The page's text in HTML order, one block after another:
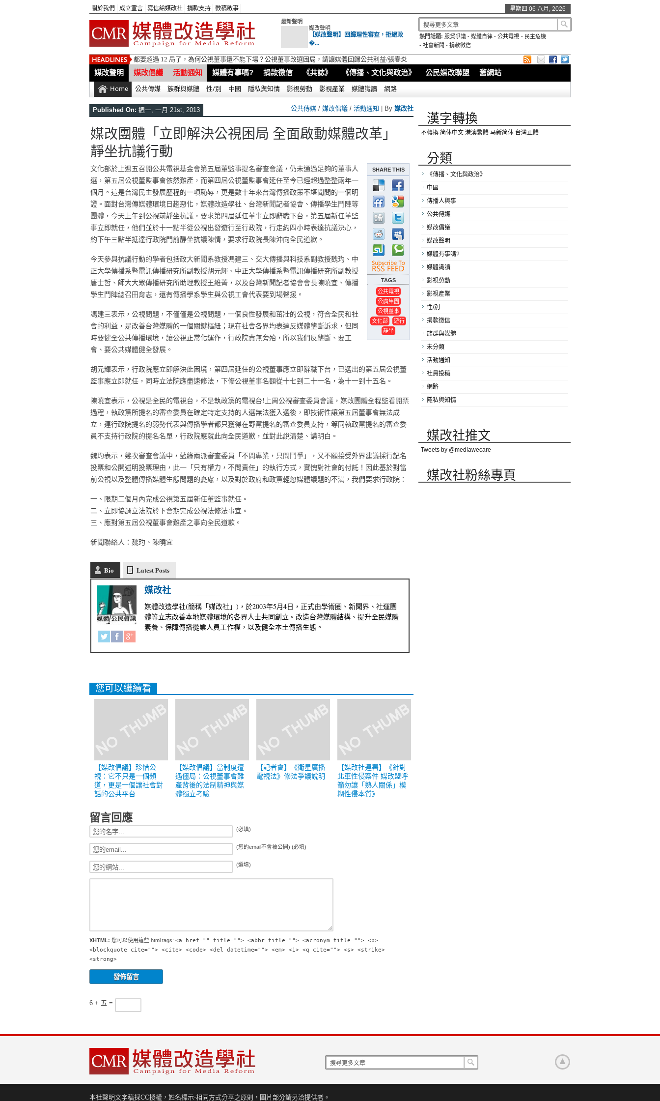
關於我們 成立宣言 寫信給媒改社 捐款支持 徵稿啟事 星期四 06 八月, 2026
最新聲明
媒改聲明
【媒改聲明】回歸理性審查，拒絕政
�...
熱門話題: 服貿爭議 -媒體自律 -公共電視 - 民主危機
- 社會新聞 - 捐款徵信
都要超過 12 局了，為何公視董事還不能下場？公視董事改選困局，請讓媒體回歸公共利益/張春炎
媒改聲明 媒改倡議 活動通知 媒體有事嗎? 捐款徵信 《共誌》 《傳播、文化與政治》 公民媒改聯盟 舊網站
Home 公共傳媒 族群與媒體 性/別 中國 隱私與知情 影視勞動 影視產業 媒體識讀 網路
Published On: 週一, 一月 21st, 2013 公共傳媒 / 媒改倡議 / 活動通知 | By 媒改社
媒改團體「立即解決公視困局 全面啟動媒體改革」
靜坐抗議行動
SHARE THIS
TAGS
公共電視
公廣集團
公視董事
文化部
遊行
靜坐
文化部於上週五召開公共電視基金會第五屆董監事提名審查會議，仍未通過足夠的董事人
選，第五屆公視董監事會依然難產，而第四屆公視董監事會延任至今已經超過整整兩年一
個月。這是台灣民主發展歷程的一項恥辱，更是數十年來台灣傳播政策不堪聞問的一個明
證。面對台灣傳媒體環境日趨惡化，媒體改造學社、台灣新聞記者協會、傳播學生鬥陣等
團體，今天上午到公視前靜坐抗議，要求第四屆延任董事立即辭職下台，第五屆新任董監
事立即就任，他們並於十一點半從公視出發遊行至行政院，行走約四小時表達抗議決心，
約下午三點半抵達行政院門前靜坐抗議陳情，要求行政院長陳沖向全民道歉。
今天參與抗議行動的學者包括政大新聞系教授馮建三、交大傳播與科技系副教授魏玓、中
正大學傳播系暨電訊傳播研究所副教授胡元輝、中正大學傳播系暨電訊傳播研究所副教授
唐士哲、師大大眾傳播研究所助理教授王維菁，以及台灣新聞記者協會會長陳曉宜、傳播
學生鬥陣總召田育志，還有傳播學系學生與公視工會代表要到場聲援。
馮建三表示，公視問題，不僅僅是公視問題，一個良性發展和茁壯的公視，符合全民和社
會的利益，是改善台灣媒體的一個關鍵樞紐；現在社會各界均表達反媒體壟斷訴求，但同
時要健全公共傳播環境，讓公視正常化運作，行政院責無旁殆，所以我們反壟斷、要工
會、要公共媒體健全發展。
胡元輝表示，行政院應立即解決此困境，第四屆延任的公視董事應立即辭職下台，已選出的第五屆公視董
監事應立即就任，同時立法院應盡速修法，下修公視董事名額從十七到二十一名，為十一到十五名。
陳曉宜表示，公視是全民的電視台，不是執政黨的電視台!上周公視審查委員會議，媒改團體全程監看開票
過程，執政黨所提名的審查委員在確定特定支持的人選無法獲入選後，即技術性讓第五屆董事會無法成
立，連行政院提名的弱勢代表與傳播學者都只獲得在野黨提名的審查委員支持，等同執政黨提名的審查委
員不支持行政院的提名名單，行政院應就此向全民道歉，並對此說清楚、講明白。
魏玓表示，幾次審查會議中，藍綠兩派審查委員「不問專業，只問鬥爭」，又不願接受外界建議採行記名
投票和公開述明投票理由，此一「只有權力，不問責任」的執行方式，實愧對社會的付託！因此基於對當
前公視以及整體傳播媒體生態問題的憂慮，以及對於政府和政黨輕忽媒體議題的不滿，我們要求行政院：
一、限期二個月內完成公視第五屆新任董監事就任。
二、立即協調立法院於下會期完成公視法修法事宜。
三、應對第五屆公視董事會難產之事向全民道歉。
新聞聯絡人：魏玓、陳曉宜
Bio Latest Posts
媒改社
媒體改造學社(簡稱「媒改社」)，於2003年5月4日，正式由學術圈、新聞界、社運團
體等立志改善本地媒體環境的各界人士共同創立。改造台灣媒體結構、提升全民媒體
素養、保障傳播從業人員工作權，以及健全本土傳播生態。
您可以繼續看
【媒改倡議】珍惜公
視：它不只是一個頻
道，更是一個讓社會對
話的公共平台
【媒改倡議】當制度遭
遇僵局：公視董事會難
產背後的法制精神與媒
體獨立考驗
【記者會】《衛星廣播
電視法》修法爭議說明
【媒改社連署】《針對
北車性侵案件 媒改盟呼
籲勿讓「熟人關係」模
糊性侵本質》
留言回應
(必填)
(您的email不會被公開) (必填)
(選填)
XHTML: 您可以使用這些 html tags: <a href="" title=""> <abbr title=""> <acronym title=""> <b>
<blockquote cite=""> <cite> <code> <del datetime=""> <em> <i> <q cite=""> <s> <strike>
<strong>
6 + 五 =
漢字轉換
不轉換 简体中文 港澳繁體 马新简体 台灣正體
分類
《傳播、文化與政治》
中國
傳播人與事
公共傳媒
媒改倡議
媒改聲明
媒體有事嗎?
媒體識讀
影視勞動
影視產業
性/別
捐款徵信
族群與媒體
未分類
活動通知
社員投稿
網路
隱私與知情
媒改社推文
Tweets by @mediawecare
媒改社粉絲專頁
本社聲明文字稿採CC授權，姓名標示-相同方式分享之原則，圖片部分請另洽提供者。